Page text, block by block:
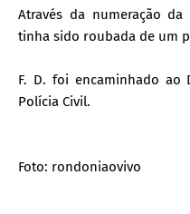
Através da numeração
tinha sido roubada de um
F. D. foi encaminhado ao
Polícia Civil.
Foto: rondoniaovivo